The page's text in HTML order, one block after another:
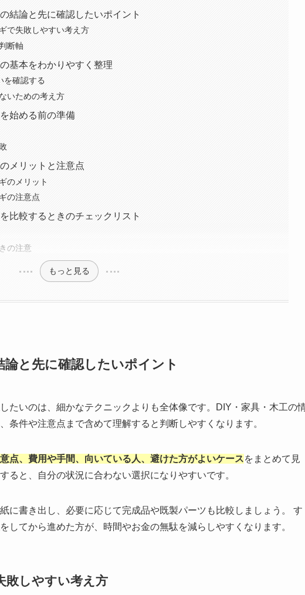
結論と先に確認したいポイント
で失敗しやすい考え方
断軸
基本をわかりやすく整理
を確認する
いための考え方
始める前の準備
メリットと注意点
のメリット
の注意点
比較するときのチェックリスト
の注意
もっと見る
と先に確認したいポイント
たいのは、細かなテクニックよりも全体像です。DIY・家具・木工の
条件や注意点まで含めて理解すると判断しやすくなります。
点、費用や手間、向いている人、避けた方がよいケースをまとめて見
ると、自分の状況に合わない選択になりやすいです。
に書き出し、必要に応じて完成品や既製パーツも比較しましょう。 す
してから進めた方が、時間やお金の無駄を減らしやすくなります。
敗しやすい考え方